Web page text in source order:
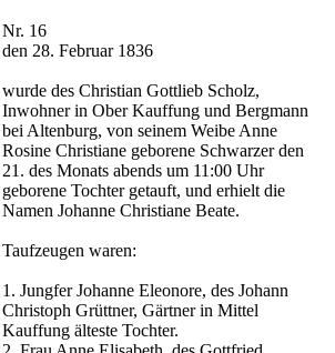
Nr. 16
den 28. Februar 1836
wurde des Christian Gottlieb Scholz,
Inwohner in Ober Kauffung und Bergmann
bei Altenburg, von seinem Weibe Anne
Rosine Christiane geborene Schwarzer den
21. des Monats abends um 11:00 Uhr
geborene Tochter getauft, und erhielt die
Namen Johanne Christiane Beate.
Taufzeugen waren:
1. Jungfer Johanne Eleonore, des Johann
Christoph Grüttner, Gärtner in Mittel
Kauffung älteste Tochter.